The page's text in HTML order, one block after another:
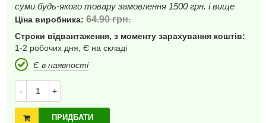
суми будь-якого товару замовлення 1500 грн. і вище
Ціна виробника: 64.90грн.
Строки відвантаження, з моменту зарахування коштів:
1-2 робочих дня, Є на складі
Є в наявності
- +
ПРИДБАТИ